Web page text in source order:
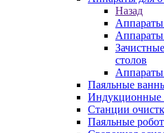
Назад
Аппараты
столов
Аппараты
Паяльные
Индукционные
Станции
Паяльные